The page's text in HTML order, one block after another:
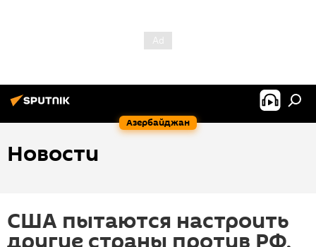
Азербайджан
Новости
США пытаются настроить